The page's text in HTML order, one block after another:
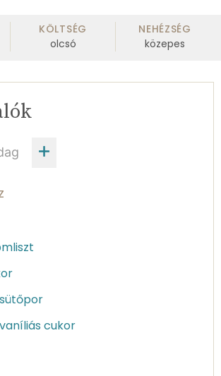
KÖLTSÉG
olcsó
NEHÉZSÉG
közepes
sütőpor
vaníliás cukor